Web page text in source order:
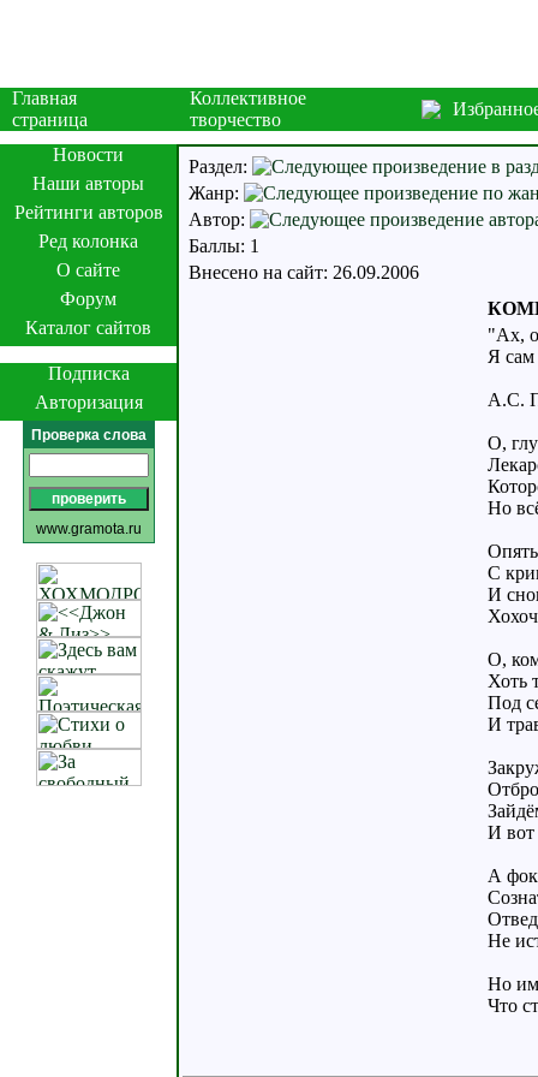
Главная
страница
Коллективное
творчество
Новости
Наши авторы
Рейтинги авторов
Ред колонка
О сайте
Форум
Каталог сайтов
Подписка
Авторизация
Проверка слова
www.gramota.ru
Раздел:
Жанр:
Автор:
Баллы: 1
Внесено на сайт: 26.09.2006
"Ах,
Я сам
А.С.
О,
Но
С
И
О,
Хоть
Под
И
И вот
А
Не
Но
Что